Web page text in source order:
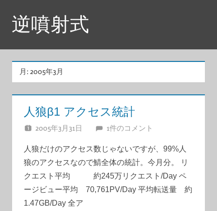
逆噴射式
月: 2005年3月
人狼β1 アクセス統計
2005年3月31日 JUNA
1件のコメント
人狼だけのアクセス数じゃないですが、99%人
狼のアクセスなので鯖全体の統計。今月分。 リ
クエスト平均 約245万リクエスト/Day ペ
ージビュー平均 70,761PV/Day 平均転送量 約
1.47GB/Day 全ア